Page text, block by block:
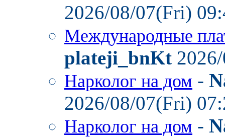
2026/08/07(Fri)
Международные
plateji_bnKt
Нарколог на дом -
2026/08/07(Fri)
Нарколог на дом -